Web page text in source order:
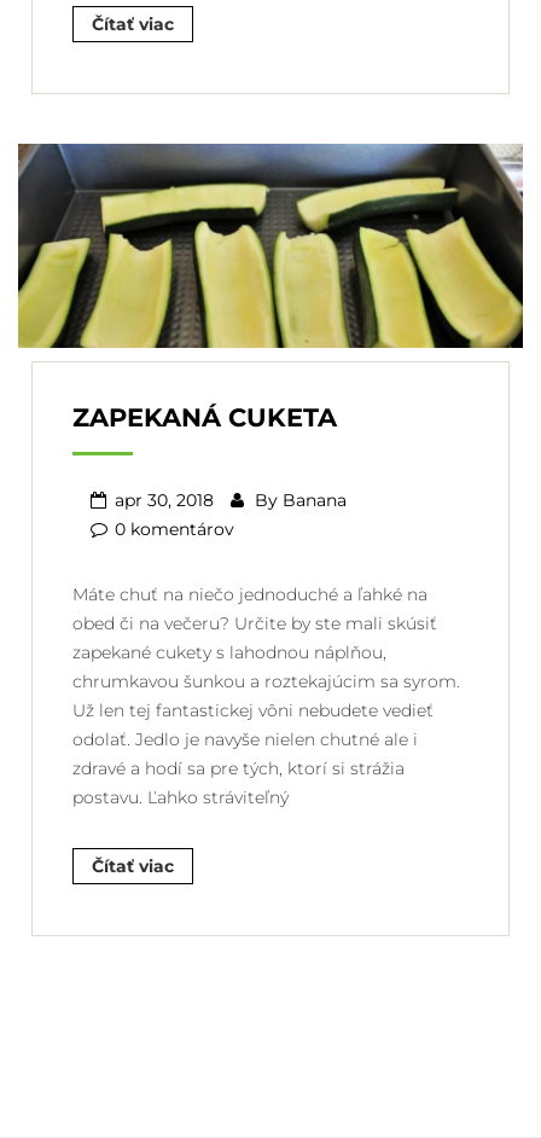
Čítať viac
ZAPEKANÁ CUKETA
apr 30, 2018 By Banana
0 komentárov
Máte chuť na niečo jednoduché a ľahké na
obed či na večeru? Určite by ste mali skúsiť
zapekané cukety s lahodnou náplňou,
chrumkavou šunkou a roztekajúcim sa syrom.
Už len tej fantastickej vôni nebudete vedieť
odolať. Jedlo je navyše nielen chutné ale i
zdravé a hodí sa pre tých, ktorí si strážia
postavu. Ľahko stráviteľný
Čítať viac